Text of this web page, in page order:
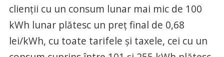
clienții cu un consum lunar mai mic de 100
kWh lunar plătesc un preț final de 0,68
lei/kWh, cu toate tarifele și taxele, cei cu un